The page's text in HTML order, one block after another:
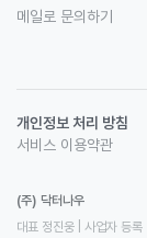
메일로 문의하기
개인정보 처리 방침
서비스 이용약관
(주) 닥터나우
대표 정진웅 | 사업자